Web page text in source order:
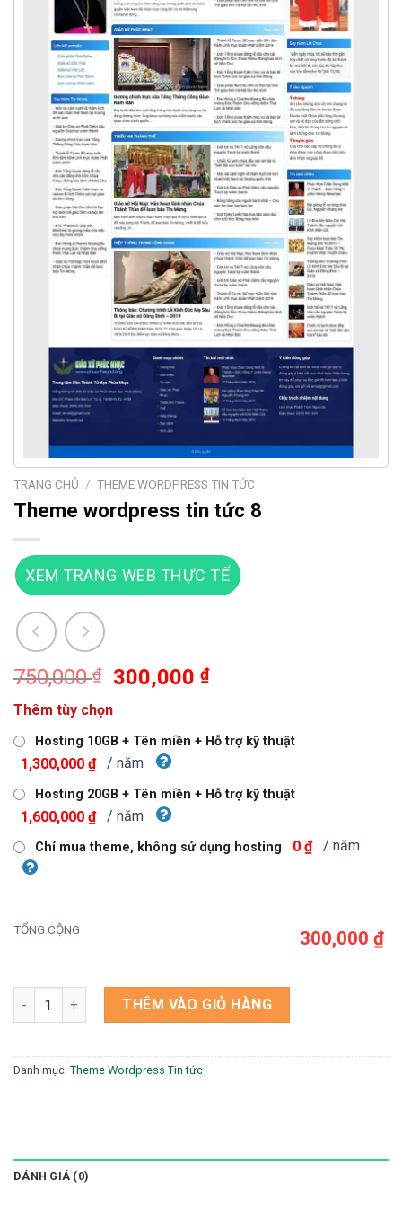
TRANG CHỦ / THEME WORDPRESS TIN TỨC
Theme wordpress tin tức 8
XEM TRANG WEB THỰC TẾ
750,000₫
Giá
là:
750,000 ₫.
300,000₫Giá
là:
Thêm tùy chọn
Hosting 10GB + Tên miền + Hỗ trợ kỹ thuật
1,300,000 ₫ / năm
Hosting 20GB + Tên miền + Hỗ trợ kỹ thuật
1,600,000 ₫ / năm
Chỉ mua theme, không sử dụng hosting 0 ₫ / năm
TỔNG CỘNG 300,000 ₫
Theme wordpress tin tức 8 số lượng
THÊM VÀO GIỎ HÀNG
Danh mục: Theme Wordpress Tin tức
ĐÁNH GIÁ (0)